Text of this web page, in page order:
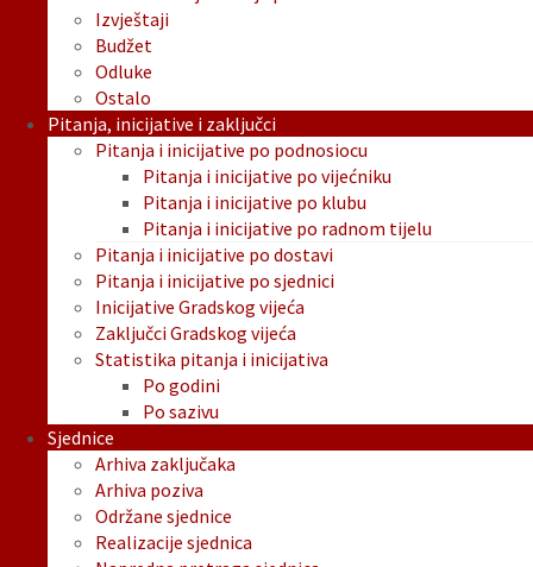
Izvještaji
Budžet
Odluke
Ostalo
Pitanja, inicijative i zaključci
Pitanja i inicijative po podnosiocu
Pitanja i inicijative po vijećniku
Pitanja i inicijative po klubu
Pitanja i inicijative po radnom tijelu
Pitanja i inicijative po dostavi
Pitanja i inicijative po sjednici
Inicijative Gradskog vijeća
Zaključci Gradskog vijeća
Statistika pitanja i inicijativa
Po godini
Po sazivu
Sjednice
Arhiva zaključaka
Arhiva poziva
Održane sjednice
Realizacije sjednica